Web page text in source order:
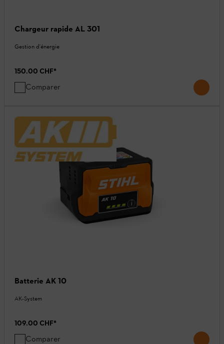
Chargeur rapide AL 301
Gestion d'énergie
150.00 CHF*
Comparer
Batterie AK 10
AK-System
109.00 CHF*
Comparer